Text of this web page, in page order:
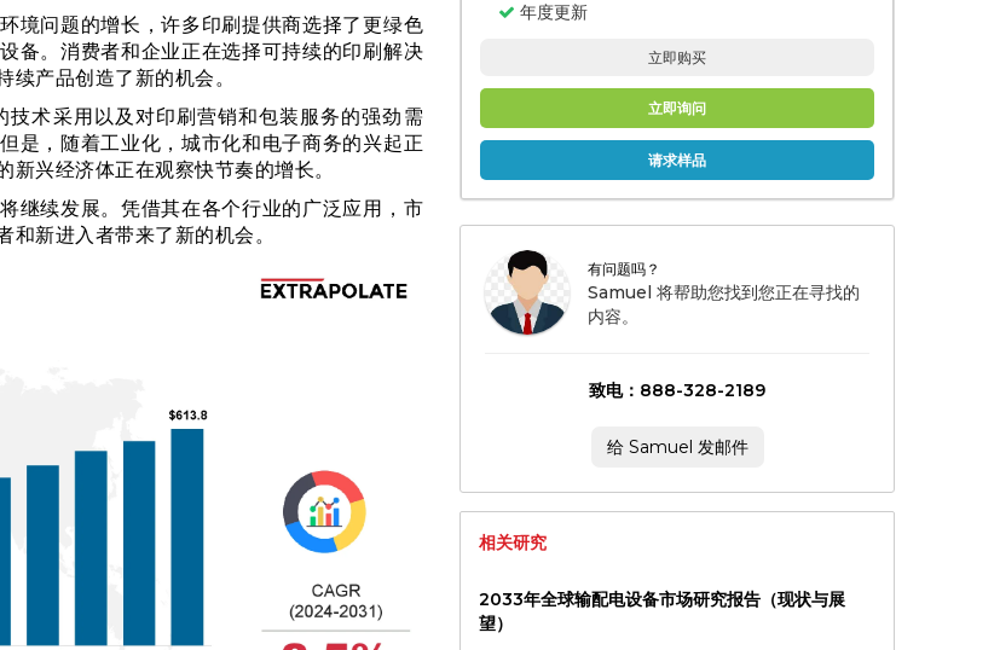
境问题的增长，许多印刷提供商选择了更绿色
备。消费者和企业正在选择可持续的印刷解决
产品创造了新的机会。
术采用以及对印刷营销和包装服务的强劲需
是，随着工业化，城市化和电子商务的兴起正
兴经济体正在观察快节奏的增长。
继续发展。凭借其在各个行业的广泛应用，市
新进入者带来了新的机会。
年度更新
立即购买
立即询问
请求样品
有问题吗？
Samuel 将帮助您找到您正在寻找的
内容。
致电：888-328-2189
给 Samuel 发邮件
相关研究
2033年全球输配电设备市场研究报告（现状与展
望）